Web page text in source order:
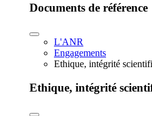
Documents de référence
L'ANR
Engagements
Ethique, intégrité
Ethique, intégrité